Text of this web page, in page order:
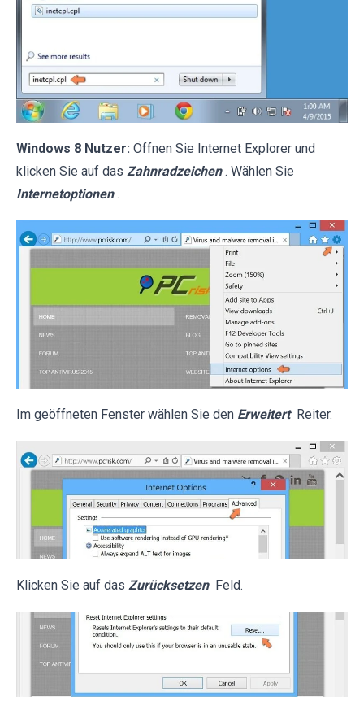
Windows 8 Nutzer: Öffnen Sie Internet Explorer und
klicken Sie auf das Zahnradzeichen . Wählen Sie
Internetoptionen .
Im geöffneten Fenster wählen Sie den Erweitert Reiter.
Klicken Sie auf das Zurücksetzen Feld.